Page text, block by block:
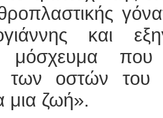
και
μόσχευμα που
των οστών του
μια ζωή».